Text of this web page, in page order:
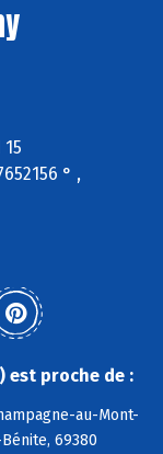
° ,
est proche de :
au-Mont-
69380